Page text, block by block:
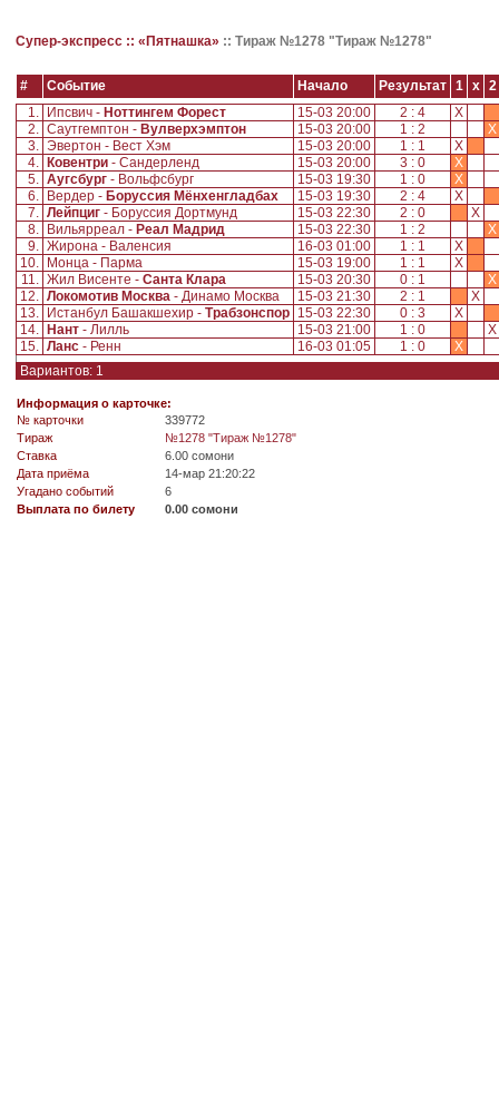
Супер-экспресс :: «Пятнашка» :: Тираж №1278 "Тираж №1278"
# Событие Начало Результат 1 x
2
1.
Ипсвич - Ноттингем Форест 15-03 20:00 2 : 4
X
2. Саутгемптон - Вулверхэмптон 15-03 20:00 1 : 2
X
3. Эвертон - Вест Хэм 15-03 20:00 1 : 1
X
4.
Ковентри - Сандерленд 15-03 20:00 3 : 0
X
5. Аугсбург - Вольфсбург 15-03 19:30 1 : 0
X
6.
Вердер - Боруссия Мёнхенгладбах 15-03 19:30 2 : 4
X
7. Лейпциг - Боруссия Дортмунд 15-03 22:30 2 : 0
X
8.
Вильярреал - Реал Мадрид 15-03 22:30 1 : 2
X
9. Жирона - Валенсия 16-03 01:00 1 : 1
X
10.
Монца - Парма 15-03 19:00 1 : 1
X
11. Жил Висенте - Санта Клара 15-03 20:30 0 : 1
X
12. Локомотив Москва - Динамо Москва 15-03 21:30 2 : 1
X
13.
Истанбул Башакшехир - Трабзонспор 15-03 22:30 0 : 3
X
14.
Нант - Лилль 15-03 21:00 1 : 0
X
15. Ланс - Ренн 16-03 01:05 1 : 0
X
Вариантов: 1
Информация о карточке:
№ карточки
339772
Tираж
№1278 "Тираж №1278"
Ставка
6.00 сомони
Дата приёма
14-мар 21:20:22
Угадано событий
6
Выплата по билету
0.00 сомони